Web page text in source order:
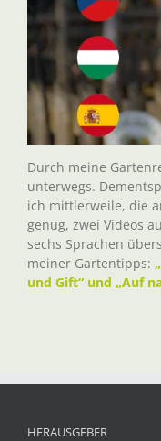
Durch meine
unterwegs.
ich mittlerweile, die
genug, zwei Videos
sechs Sprachen
meiner Gartentipps:
und Gift“ und „Auf
HERAUSGEBER